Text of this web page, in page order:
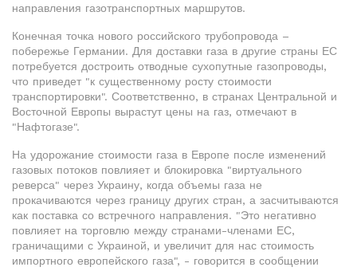
направления газотранспортных маршрутов.
Конечная точка нового российского трубопровода –
побережье Германии. Для доставки газа в другие страны ЕС
потребуется достроить отводные сухопутные газопроводы,
что приведет "к существенному росту стоимости
транспортировки". Соответственно, в странах Центральной и
Восточной Европы вырастут цены на газ, отмечают в
"Нафтогазе".
На удорожание стоимости газа в Европе после изменений
газовых потоков повлияет и блокировка "виртуального
реверса" через Украину, когда объемы газа не
прокачиваются через границу других стран, а засчитываются
как поставка со встречного направления. "Это негативно
повлияет на торговлю между странами-членами ЕС,
граничащими с Украиной, и увеличит для нас стоимость
импортного европейского газа", - говорится в сообщении